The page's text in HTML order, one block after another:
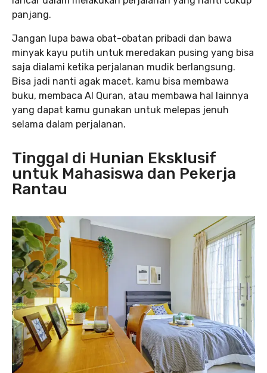
panjang.
Jangan lupa bawa obat-obatan pribadi dan bawa
minyak kayu putih untuk meredakan pusing yang bisa
saja dialami ketika perjalanan mudik berlangsung.
Bisa jadi nanti agak macet, kamu bisa membawa
buku, membaca Al Quran, atau membawa hal lainnya
yang dapat kamu gunakan untuk melepas jenuh
selama dalam perjalanan.
Tinggal di Hunian Eksklusif
untuk Mahasiswa dan Pekerja
Rantau